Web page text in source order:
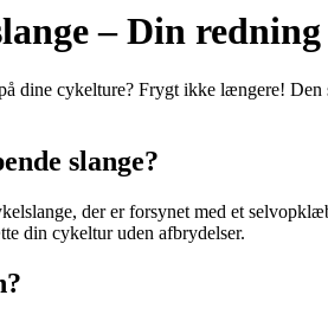
– Din
dine cykelture? Frygt ikke længere! Den
slange?
der er forsynet med et
din cykeltur uden afbrydelser.